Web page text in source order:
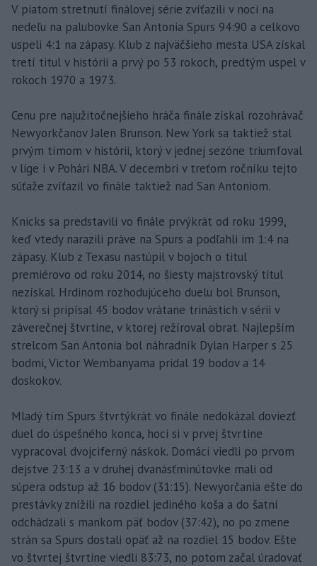
V piatom stretnutí finálovej série zvíťazili v noci na
nedeľu na palubovke San Antonia Spurs 94:90 a celkovo
uspeli 4:1 na zápasy. Klub z najväčšieho mesta USA získal
tretí titul v histórii a prvý po 53 rokoch, predtým uspel v
rokoch 1970 a 1973.
Cenu pre najužitočnejšieho hráča finále získal rozohrávač
Newyorkčanov Jalen Brunson. New York sa taktiež stal
prvým tímom v histórii, ktorý v jednej sezóne triumfoval
v lige i v Pohári NBA. V decembri v treťom ročníku tejto
súťaže zvíťazil vo finále taktiež nad San Antoniom.
Knicks sa predstavili vo finále prvýkrát od roku 1999,
keď vtedy narazili práve na Spurs a podľahli im 1:4 na
zápasy. Klub z Texasu nastúpil v bojoch o titul
premiérovo od roku 2014, no šiesty majstrovský titul
nezískal. Hrdinom rozhodujúceho duelu bol Brunson,
ktorý si pripísal 45 bodov vrátane trinástich v sérii v
záverečnej štvrtine, v ktorej režíroval obrat. Najlepším
strelcom San Antonia bol náhradník Dylan Harper s 25
bodmi, Victor Wembanyama pridal 19 bodov a 14
doskokov.
Mladý tím Spurs štvrtýkrát vo finále nedokázal doviezť
duel do úspešného konca, hoci si v prvej štvrtine
vypracoval dvojciferný náskok. Domáci viedli po prvom
dejstve 23:13 a v druhej dvanásťminútovke mali od
súpera odstup až 16 bodov (31:15). Newyorčania ešte do
prestávky znížili na rozdiel jediného koša a do šatní
odchádzali s mankom päť bodov (37:42), no po zmene
strán sa Spurs dostali opäť až na rozdiel 15 bodov. Ešte
vo štvrtej štvrtine viedli 83:73, no potom začal úradovať